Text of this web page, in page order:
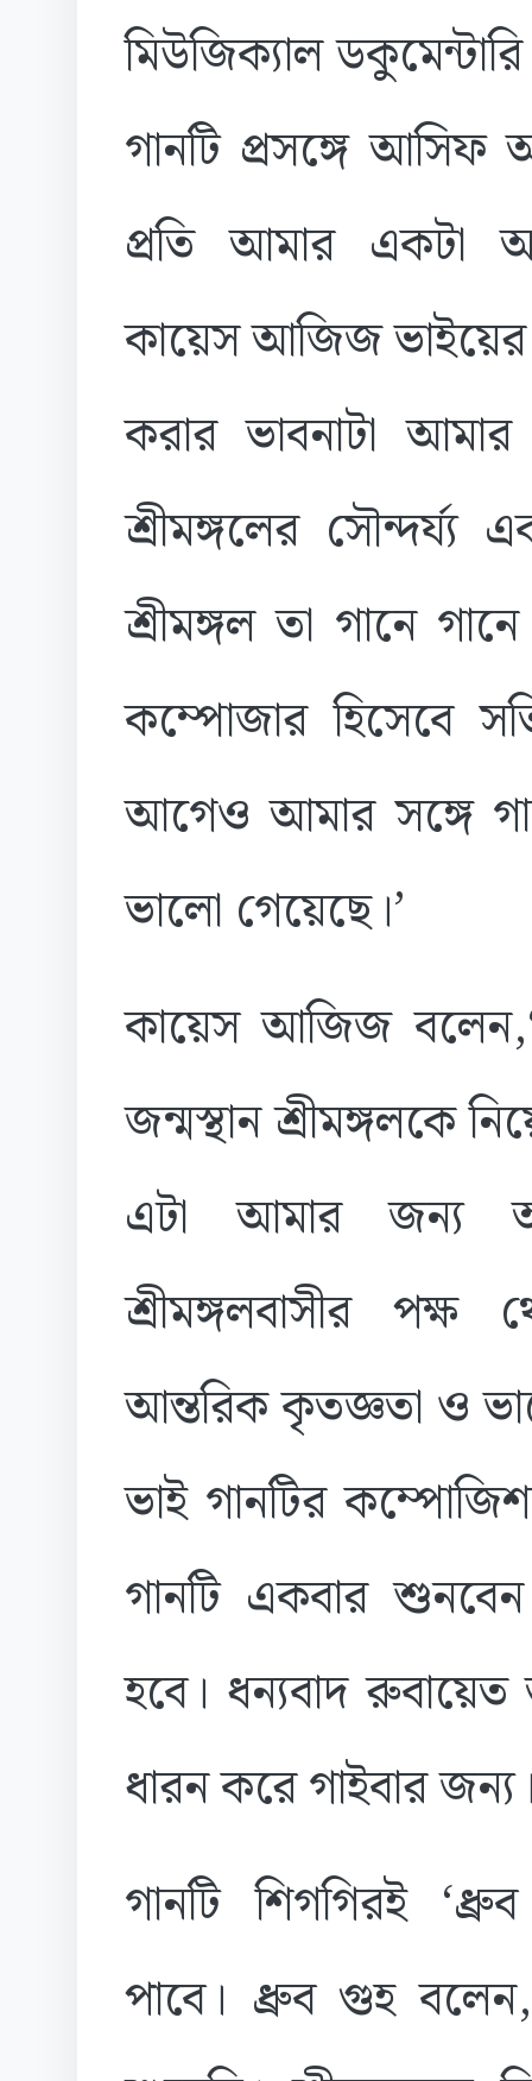
মিউজিক্যাল
গানটি প্রসঙ্গে
প্রতি আমার একটা
কায়েস আজিজ ভাইয়ের
করার ভাবনাটা
শ্রীমঙ্গলের সৌন্দর্য্য
শ্রীমঙ্গল তা গানে
কম্পোজার হিসেবে
আগেও আমার সঙ্গে
ভালো গেয়েছে।’
কায়েস আজিজ
জন্মস্থান শ্রীমঙ্গলকে
এটা আমার জন্য
শ্রীমঙ্গলবাসীর
আন্তরিক কৃতজ্ঞতা ও
ভাই গানটির
গানটি একবার
হবে। ধন্যবাদ
ধারন করে গাইবার
গানটি শিগগিরই
পাবে। ধ্রুব গুহ